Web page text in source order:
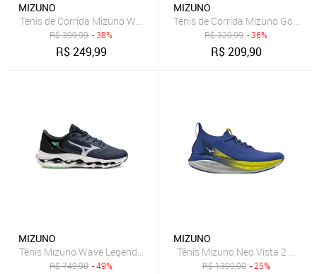
MIZUNO
Tênis de Corrida Mizuno Wave Titan 3
R$399,99 - 38%
R$249,99
MIZUNO
Tênis de Corrida Mizuno Goya
R$329,99 - 36%
R$209,90
MIZUNO
Tênis Mizuno Wave Legend 4 Masculino Azul Marinho
R$749,90 - 49%
MIZUNO
Tênis Mizuno Neo Vista 2
R$1399,90 - 25%